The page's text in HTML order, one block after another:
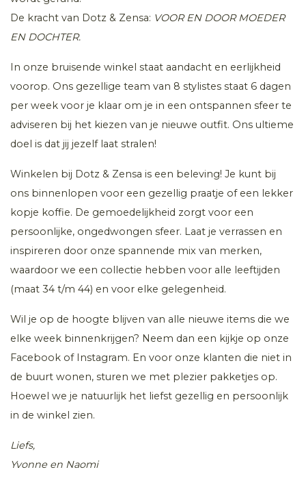
De kracht van Dotz & Zensa: VOOR EN DOOR MOEDER
EN DOCHTER.
In onze bruisende winkel staat aandacht en eerlijkheid
voorop. Ons gezellige team van 8 stylistes staat 6 dagen
per week voor je klaar om je in een ontspannen sfeer te
adviseren bij het kiezen van je nieuwe outfit. Ons ultieme
doel is dat jij jezelf laat stralen!
Winkelen bij Dotz & Zensa is een beleving! Je kunt bij
ons binnenlopen voor een gezellig praatje of een lekker
kopje koffie. De gemoedelijkheid zorgt voor een
persoonlijke, ongedwongen sfeer. Laat je verrassen en
inspireren door onze spannende mix van merken,
waardoor we een collectie hebben voor alle leeftijden
(maat 34 t/m 44) en voor elke gelegenheid.
Wil je op de hoogte blijven van alle nieuwe items die we
elke week binnenkrijgen? Neem dan een kijkje op onze
Facebook of Instagram. En voor onze klanten die niet in
de buurt wonen, sturen we met plezier pakketjes op.
Hoewel we je natuurlijk het liefst gezellig en persoonlijk
in de winkel zien.
Liefs,
Yvonne en Naomi